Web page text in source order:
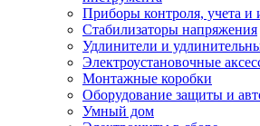
Приборы контроля, учета и
Стабилизаторы напряжения
Удлинители и
Электроустановочные
Монтажные коробки
Оборудование защиты и
Умный дом